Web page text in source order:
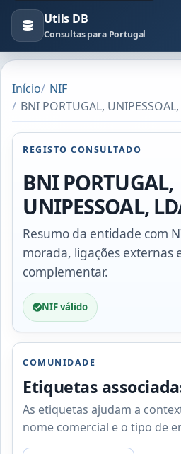
Utils DB
Consultas para Portugal
Início
NIF
BNI PORTUGAL,
REGISTO CONSULTADO
BNI PORTUGAL,
UNIPESSOAL,
Resumo da entidade com
morada, ligações externas
complementar.
NIF válido
COMUNIDADE
Etiquetas
As etiquetas ajudam a
nome comercial e o tipo de